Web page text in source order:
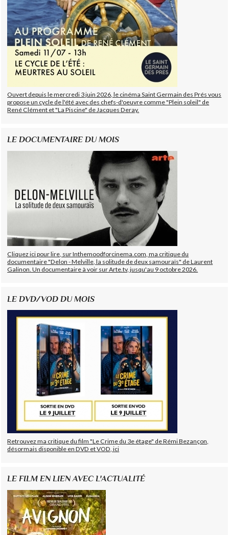
Ouvert depuis le mercredi 3 juin 2026, le cinéma Saint Germain des Prés vous
propose un cycle de l'été avec des chefs-d'oeuvre comme "Plein soleil" de
René Clément et "La Piscine" de Jacques Deray.
LE DOCUMENTAIRE DU MOIS
Cliquez ici pour lire, sur Inthemoodforcinema.com, ma critique du
documentaire "Delon - Melville, la solitude de deux samouraïs" de Laurent
Galinon. Un documentaire à voir sur Arte.tv, jusqu'au 9 octobre 2026.
LE DVD/VOD DU MOIS
Retrouvez ma critique du film "Le Crime du 3e étage" de Rémi Bezançon,
désormais disponible en DVD et VOD, ici
LE FILM EN LIEN AVEC L'ACTUALITÉ